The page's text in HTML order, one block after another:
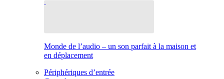
Monde de l’audio – un son parfait à la maison et
en déplacement
Périphériques d’entrée